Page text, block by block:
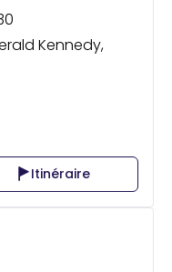
Kennedy,
Itinéraire